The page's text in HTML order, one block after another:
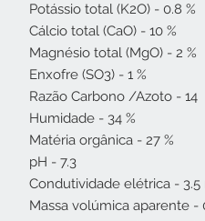
Potássio total (K2O) - 0.8 %
Cálcio total (CaO) - 10 %
Magnésio total (MgO) - 2 %
Enxofre (SO3) - 1 %
Razão Carbono /Azoto - 14
Humidade - 34 %
Matéria orgânica - 27 %
pH - 7.3
Condutividade elétrica -
Massa volúmica aparente -